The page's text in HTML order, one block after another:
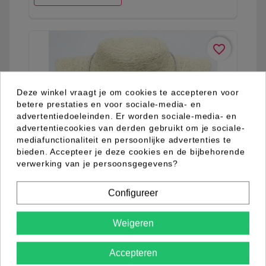
favorite_border
Deze winkel vraagt je om cookies te accepteren voor
betere prestaties en voor sociale-media- en
advertentiedoeleinden. Er worden sociale-media- en
advertentiecookies van derden gebruikt om je sociale-
mediafunctionaliteit en persoonlijke advertenties te
bieden. Accepteer je deze cookies en de bijbehorende
verwerking van je persoonsgegevens?
Configureer
Weigeren
Accepteren